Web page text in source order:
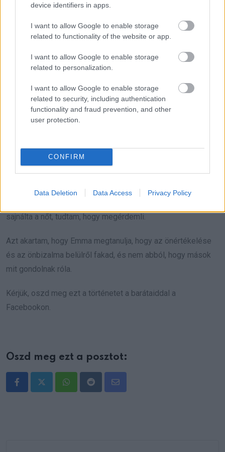
device identifiers in apps.
I want to allow Google to enable storage
related to functionality of the website or app.
I want to allow Google to enable storage
related to personalization.
I want to allow Google to enable storage
related to security, including authentication
functionality and fraud prevention, and other
user protection.
CONFIRM
Data Deletion Data Access Privacy Policy
Emma elmosolyodott, és az eladónő majd megőrült, ilyen
sajnálta a nőt, tudtam, hogy megérdemli.
Azt akartam, hogy Emma megtanulja, hogy az önértékelése
és az önbizalma belülről fakad, és nem abból, hogy mások
mit gondolnak róla.
Kérjük, oszd meg ezt a történetet a barátaiddal a
Facebookon.
Oszd meg ezt a posztot:
WhatsappRedditShare